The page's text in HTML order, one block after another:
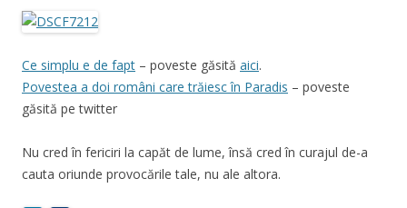
Ce simplu e de fapt – poveste găsită aici.
Povestea a doi români care trăiesc în Paradis – poveste
găsită pe twitter
Nu cred în fericiri la capăt de lume, însă cred în curajul de-a
cauta oriunde provocările tale, nu ale altora.